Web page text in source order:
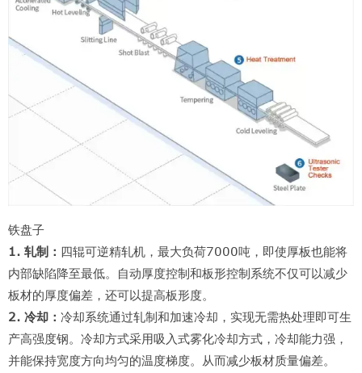
铁盘子
1. 轧制： 四辊可逆精轧机，最大负荷7000吨，即使厚板也能将
内部缺陷降至最低。自动厚度控制和板形控制系统不仅可以减少
板材的厚度偏差，还可以提高板形度。
2. 冷却： 冷却系统通过轧制和加速冷却，实现无需热处理即可生
产高强度钢。冷却方式采用吸入式雾化冷却方式，冷却能力强，
并能保持宽度方向均匀的温度梯度。从而减少板材质量偏差。